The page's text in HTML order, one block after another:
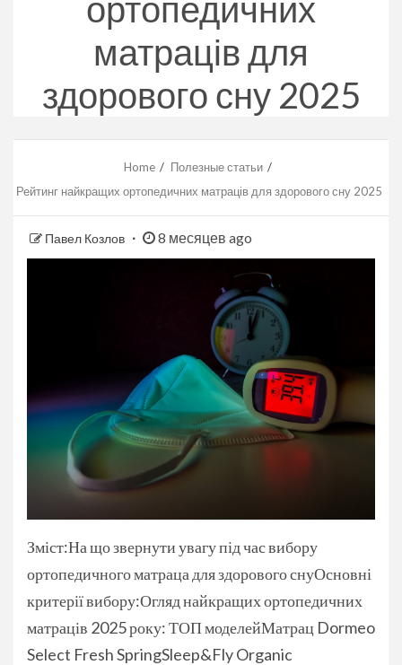
ортопедичних
матраців для
здорового сну 2025
Home
Полезные статьи
Рейтинг найкращих ортопедичних матраців для здорового сну 2025
Павел Козлов 8 месяцев ago
Зміст:На що звернути увагу під час вибору
ортопедичного матраца для здорового снуОсновні
критерії вибору:Огляд найкращих ортопедичних
матраців 2025 року: ТОП моделейМатрац Dormeo
Select Fresh SpringSleep&Fly Organic